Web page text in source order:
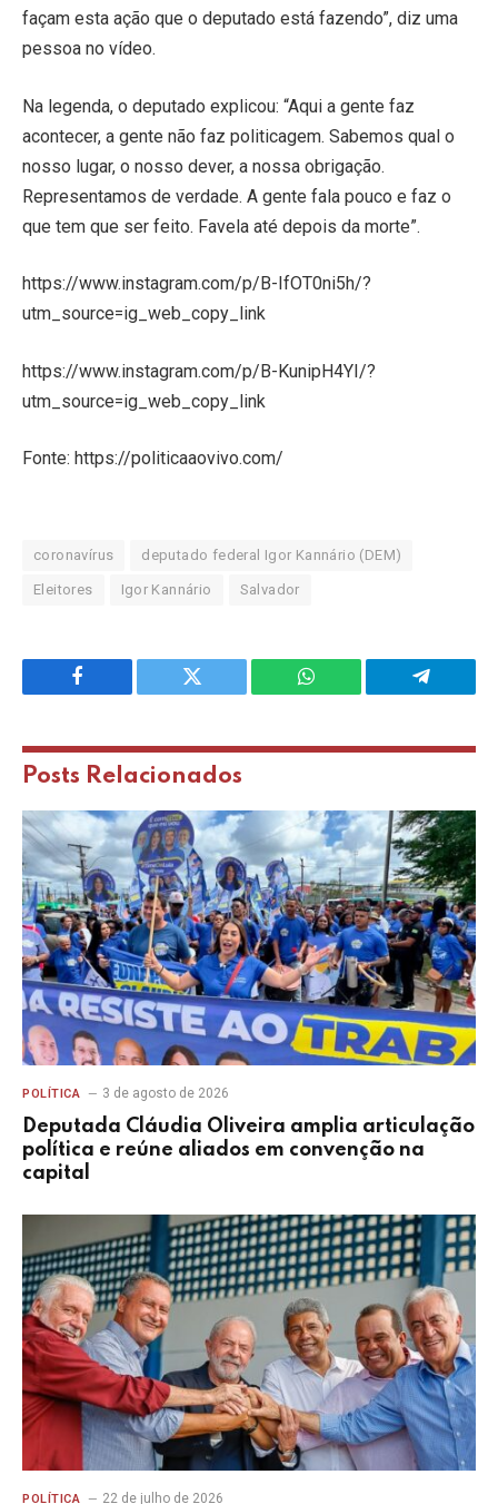
façam esta ação que o deputado está fazendo”, diz uma
pessoa no vídeo.
Na legenda, o deputado explicou: “Aqui a gente faz
acontecer, a gente não faz politicagem. Sabemos qual o
nosso lugar, o nosso dever, a nossa obrigação.
Representamos de verdade. A gente fala pouco e faz o
que tem que ser feito. Favela até depois da morte”.
https://www.instagram.com/p/B-IfOT0ni5h/?
utm_source=ig_web_copy_link
https://www.instagram.com/p/B-KunipH4YI/?
utm_source=ig_web_copy_link
Fonte: https://politicaaovivo.com/
coronavírus deputado federal Igor Kannário (DEM)
Eleitores Igor Kannário Salvador
Facebook Twitter WhatsApp Telegram
Posts Relacionados
POLÍTICA 3 de agosto de 2026
Deputada Cláudia Oliveira amplia articulação
política e reúne aliados em convenção na
capital
POLÍTICA 22 de julho de 2026